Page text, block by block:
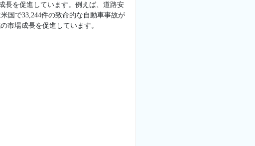
長を促進しています。例えば、道路安
国で33,244件の致命的な自動車事故が
市場成長を促進しています。